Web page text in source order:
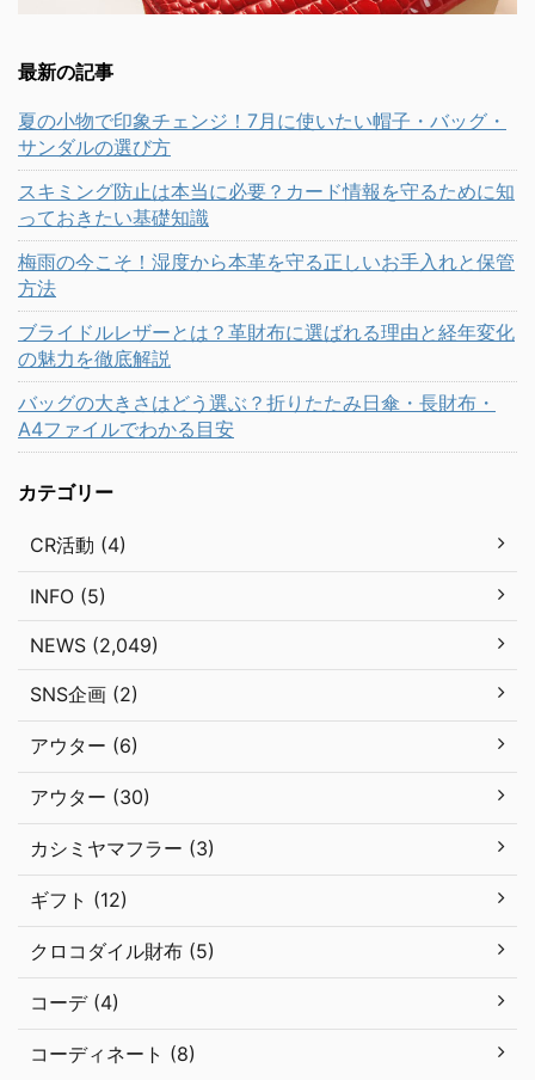
最新の記事
夏の小物で印象チェンジ！7月に使いたい帽子・バッグ・
サンダルの選び方
スキミング防止は本当に必要？カード情報を守るために知
っておきたい基礎知識
梅雨の今こそ！湿度から本革を守る正しいお手入れと保管
方法
ブライドルレザーとは？革財布に選ばれる理由と経年変化
の魅力を徹底解説
バッグの大きさはどう選ぶ？折りたたみ日傘・長財布・
A4ファイルでわかる目安
カテゴリー
CR活動 (4)
INFO (5)
NEWS (2,049)
SNS企画 (2)
アウター (6)
アウター (30)
カシミヤマフラー (3)
ギフト (12)
クロコダイル財布 (5)
コーデ (4)
コーディネート (8)